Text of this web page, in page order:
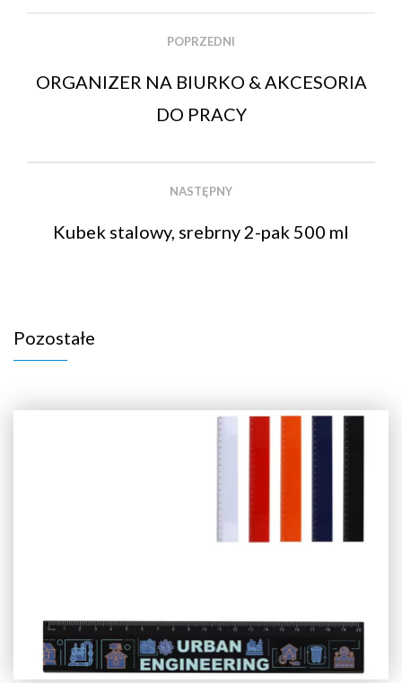
POPRZEDNI
ORGANIZER NA BIURKO & AKCESORIA
DO PRACY
NASTĘPNY
Kubek stalowy, srebrny 2-pak 500 ml
Pozostałe